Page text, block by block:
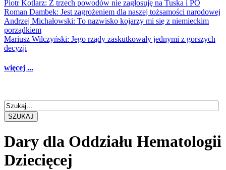
Piotr Kotlarz: Z trzech powodów nie zagłosuję na Tuska i PO
Roman Dambek: Jest zagrożeniem dla naszej tożsamości narodowej
Andrzej Michałowski: To nazwisko kojarzy mi się z niemieckim
porządkiem
Mariusz Wilczyński: Jego rządy zaskutkowały jednymi z gorszych
decyzji
więcej ...
SZUKAJ
Dary dla Oddziału Hematologii
Dziecięcej